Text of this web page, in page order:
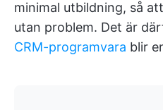
minimal utbildning, så
utan problem. Det är
CRM-programvara blir